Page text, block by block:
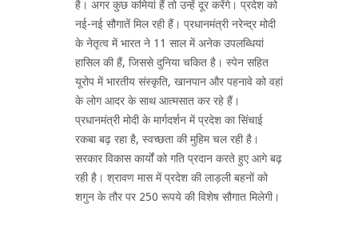
है। अगर कुछ कमियां हैं तो उन्हें दूर करेंगे। प्रदेश को
नई-नई सौगातें मिल रही हैं। प्रधानमंत्री नरेन्द्र मोदी
के नेतृत्व में भारत ने 11 साल में अनेक उपलब्धियां
हासिल की हैं, जिससे दुनिया चकित है। स्पेन सहित
यूरोप में भारतीय संस्कृति, खानपान और पहनावे को वहां
के लोग आदर के साथ आत्मसात कर रहे हैं।
प्रधानमंत्री मोदी के मार्गदर्शन में प्रदेश का सिंचाई
रकबा बढ़ रहा है, स्वच्छता की मुहिम चल रही है।
सरकार विकास कार्यों को गति प्रदान करते हुए आगे बढ़
रही है। श्रावण मास में प्रदेश की लाड़ली बहनों को
शगुन के तौर पर 250 रूपये की विशेष सौगात मिलेगी।